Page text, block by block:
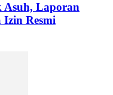
Asuh, Laporan
Resmi